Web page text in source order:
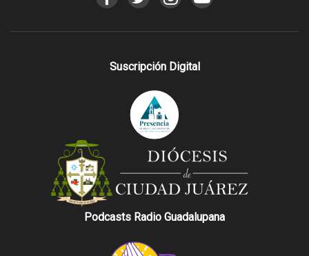
Suscripción Digital
Podcasts Radio Guadalupana